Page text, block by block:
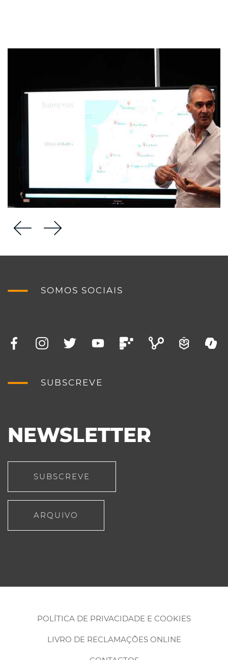
SOMOS SOCIAIS
SUBSCREVE
NEWSLETTER
SUBSCREVE
ARQUIVO
POLÍTICA DE PRIVACIDADE E COOKIES
LIVRO DE RECLAMAÇÕES ONLINE